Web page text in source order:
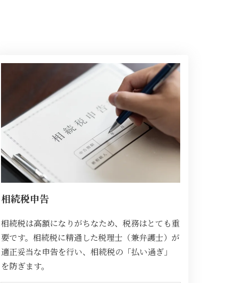
相続税申告
相続税は高額になりがちなため、税務はとても重
要です。相続税に精通した税理士（兼弁護士）が
適正妥当な申告を行い、相続税の「払い過ぎ」
を防ぎます。